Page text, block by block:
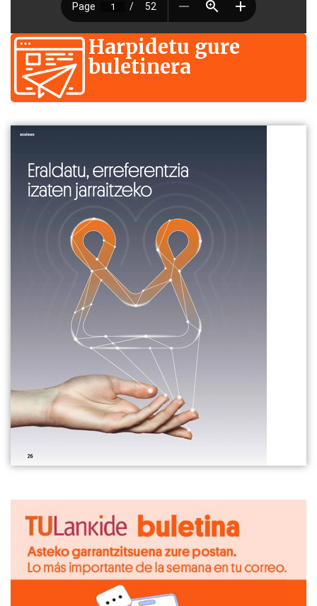
Harpidetu gure
buletinera